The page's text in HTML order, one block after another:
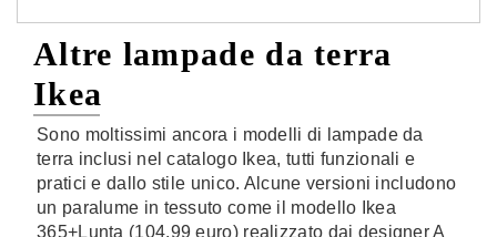
Altre lampade da terra
Ikea
Sono moltissimi ancora i modelli di lampade da
terra inclusi nel catalogo Ikea, tutti funzionali e
pratici e dallo stile unico. Alcune versioni includono
un paralume in tessuto come il modello Ikea
365+Lunta (104.99 euro) realizzato dai designer A